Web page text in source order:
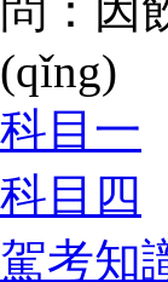
(qǐng)
科目一
科目四
駕考知